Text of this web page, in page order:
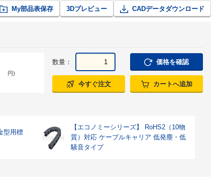
My部品表保存 3Dプレビュー CADデータダウンロード
円)
数量： 価格を確認
今すぐ注文 カートへ追加
型用標
【エコノミーシリーズ】 RoHS2（10物
質）対応 ケーブルキャリア 低発塵・低
騒音タイプ